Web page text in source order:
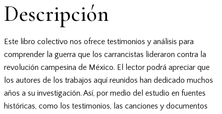
Descripción
Este libro colectivo nos ofrece testimonios y análisis para
comprender la guerra que los carrancistas lideraron contra la
revolución campesina de México. El lector podrá apreciar que
los autores de los trabajos aquí reunidos han dedicado muchos
años a su investigación. Así, por medio del estudio en fuentes
históricas, como los testimonios, las canciones y documentos